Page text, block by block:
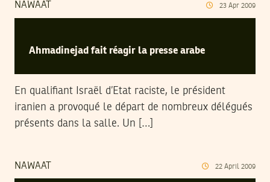
NAWAAT 23 Apr 2009
Ahmadinejad fait réagir la presse arabe
En qualifiant Israël d’Etat raciste, le président
iranien a provoqué le départ de nombreux délégués
présents dans la salle. Un […]
NAWAAT 22 April 2009